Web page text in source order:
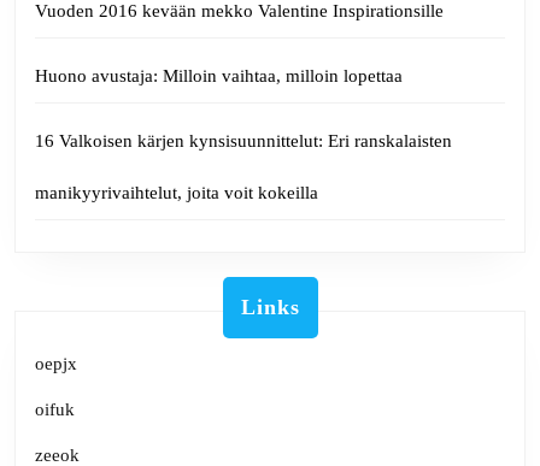
Vuoden 2016 kevään mekko Valentine Inspirationsille
Huono avustaja: Milloin vaihtaa, milloin lopettaa
16 Valkoisen kärjen kynsisuunnittelut: Eri ranskalaisten
manikyyrivaihtelut, joita voit kokeilla
Links
oepjx
oifuk
zeeok